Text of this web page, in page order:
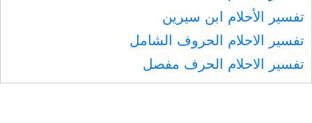
تفسير الأحلام ابن سيرين
تفسير الاحلام الحروف الشامل
تفسير الاحلام الحرف مفصل